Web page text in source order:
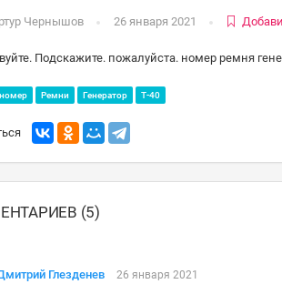
Чернышов 26 января 2021
Подскажите. пожалуйста. номер ремня
номер Ремни Генератор Т-40
(5)
Глезденев 26 января 2021